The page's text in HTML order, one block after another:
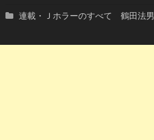
連載・Ｊホラーのすべて 鶴田法男